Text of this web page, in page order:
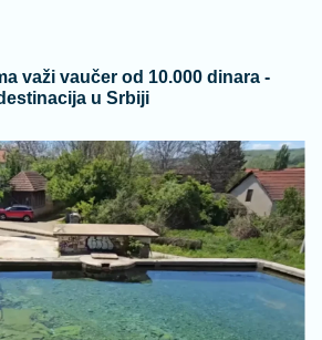
važi vaučer od 10.000 dinara -
u Srbiji